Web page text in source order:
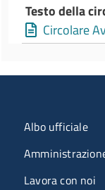
Testo della
Circolare
MenuAlbo ufficiale
Lavora con noi